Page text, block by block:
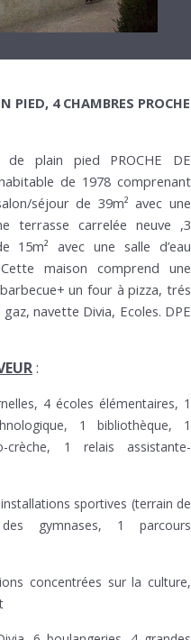
PIED, 4 CHAMBRES PROCHE
de plain pied PROCHE DE
de 1978 comprenant
séjour de 39m² avec une
terrasse carrelée neuve ,3
15m² avec une salle d’eau
maison comprend une
un four à pizza, trés
navette Divia, Ecoles. DPE
:
4 écoles élémentaires, 1
1 bibliothèque, 1
crèche, 1 relais assistante-
sportives (terrain de
gymnases, 1 parcours
concentrées sur la culture,